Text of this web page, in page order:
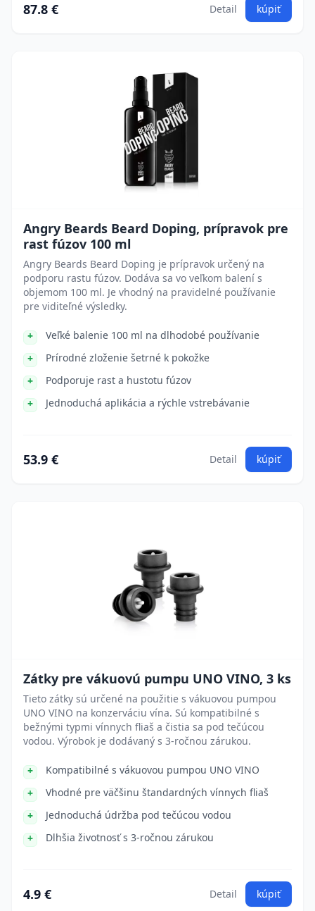
87.8 € Detail kúpiť
Angry Beards Beard Doping, prípravok pre
rast fúzov 100 ml
Angry Beards Beard Doping je prípravok určený na
podporu rastu fúzov. Dodáva sa vo veľkom balení s
objemom 100 ml. Je vhodný na pravidelné používanie
pre viditeľné výsledky.
Veľké balenie 100 ml na dlhodobé používanie
Prírodné zloženie šetrné k pokožke
Podporuje rast a hustotu fúzov
Jednoduchá aplikácia a rýchle vstrebávanie
53.9 € Detail kúpiť
Zátky pre vákuovú pumpu UNO VINO, 3 ks
Tieto zátky sú určené na použitie s vákuovou pumpou
UNO VINO na konzerváciu vína. Sú kompatibilné s
bežnými typmi vínnych fliaš a čistia sa pod tečúcou
vodou. Výrobok je dodávaný s 3-ročnou zárukou.
Kompatibilné s vákuovou pumpou UNO VINO
Vhodné pre väčšinu štandardných vínnych fliaš
Jednoduchá údržba pod tečúcou vodou
Dlhšia životnosť s 3-ročnou zárukou
4.9 € Detail kúpiť